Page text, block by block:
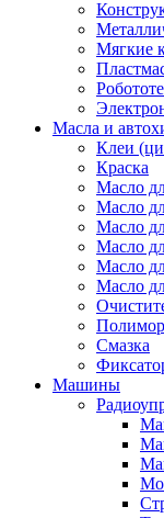
Мягкие
Масла и
Клеи
Краска
Масло
Масло
Масло
Масло
Масло
Масло
Смазка
Машины